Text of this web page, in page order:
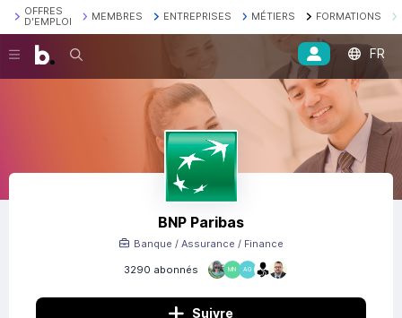
OFFRES
D'EMPLOI
MEMBRES ENTREPRISES MÉTIERS FORMATIONS
Recherche FR
BNP Paribas
3290 abonnés MN AG
Banque / Assurance / Finance
Suivre